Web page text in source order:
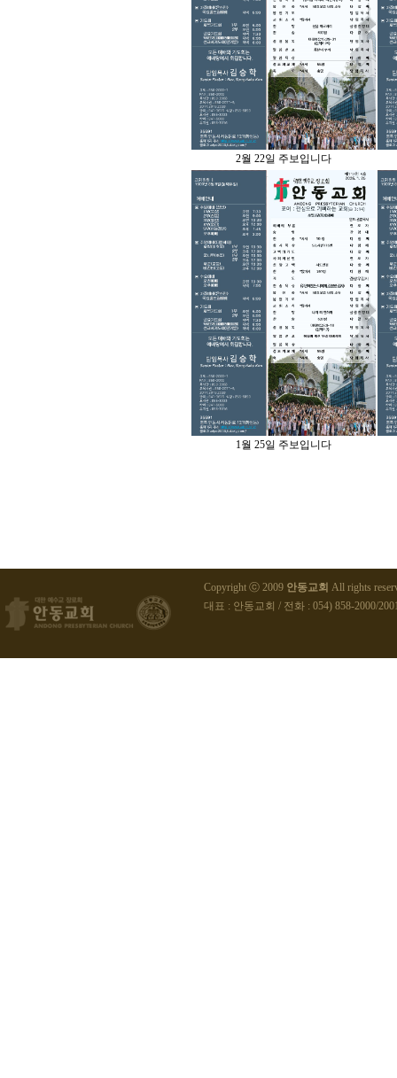
2월 22일 주보입니다
1월 25일 주보입니다
Copyright ⓒ 2009 안동교회 All rights
대표 : 안동교회 / 전화 : 054) 858-2000/